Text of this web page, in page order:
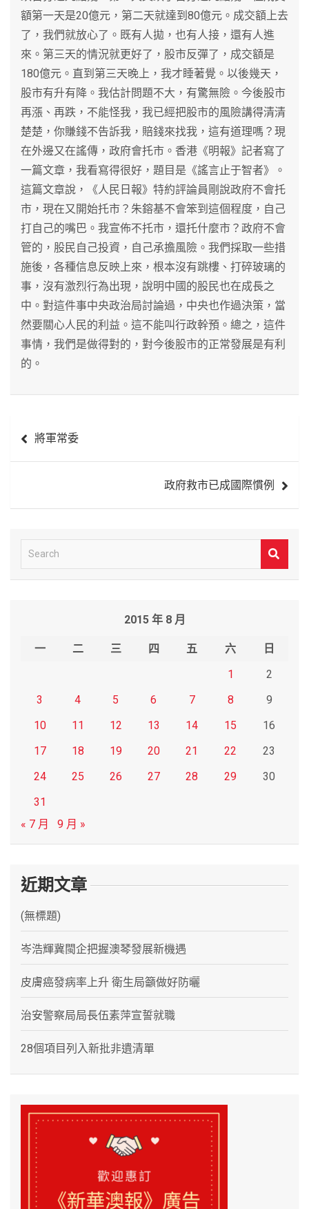
額第一天是20億元，第二天就達到80億元。成交額上去
了，我們就放心了。既有人拋，也有人接，還有人進
來。第三天的情況就更好了，股市反彈了，成交額是
180億元。直到第三天晚上，我才睡著覺。以後幾天，
股市有升有降。我估計問題不大，有驚無險。今後股市
再漲、再跌，不能怪我，我已經把股市的風險講得清清
楚楚，你賺錢不告訴我，賠錢來找我，這有道理嗎？現
在外邊又在謠傳，政府會托市。香港《明報》記者寫了
一篇文章，我看寫得很好，題目是《謠言止于智者》。
這篇文章說，《人民日報》特約評論員剛說政府不會托
市，現在又開始托市？朱鎔基不會笨到這個程度，自己
打自己的嘴巴。我宣佈不托市，還托什麼市？政府不會
管的，股民自己投資，自己承擔風險。我們採取一些措
施後，各種信息反映上來，根本沒有跳樓、打碎玻璃的
事，沒有激烈行為出現，說明中國的股民也在成長之
中。對這件事中央政治局討論過，中央也作過決策，當
然要關心人民的利益。這不能叫行政幹預。總之，這件
事情，我們是做得對的，對今後股市的正常發展是有利
的。
章 將軍常委
政府救市已成國際慣例
e
2015 年 8 月
一 二 三 四 五 六
日
1
2
3
4 5 6 7 8
9
10
11 12 13 14 15
16
17
18 19 20 21 22
23
24
25 26 27 28 29
30
31
« 7 月
9 月 »
近期文章
(無標題)
岑浩輝冀閩企把握澳琴發展新機遇
皮膚癌發病率上升 衛生局籲做好防曬
治安警察局局長伍素萍宣誓就職
28個項目列入新批非遺清單